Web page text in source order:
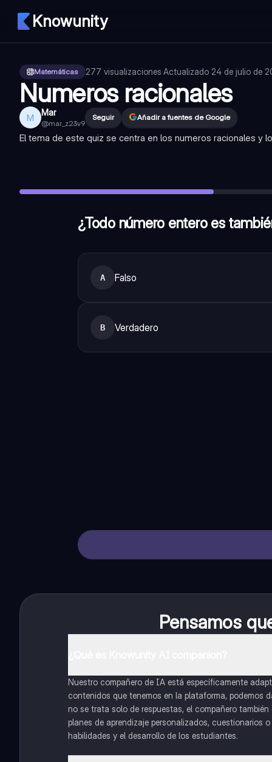
Knowunity
Matemáticas 277 visualizaciones·Actualizado 24 de julio de
Numeros racionales
M Mar
@mar_z23v9
Seguir Añadir a fuentes de Google
El tema de este quiz se centra en los numeros racionales y
¿Todo número entero es
A Falso
B Verdadero
¿Los números decimales periódicos pueden ser
Pensamos
Nuestro compañero de IA está específicamente
contenidos que tenemos en la plataforma, podemos
no se trata solo de respuestas, el compañero
planes de aprendizaje personalizados, cuestionarios
habilidades y el desarrollo de los estudiantes.